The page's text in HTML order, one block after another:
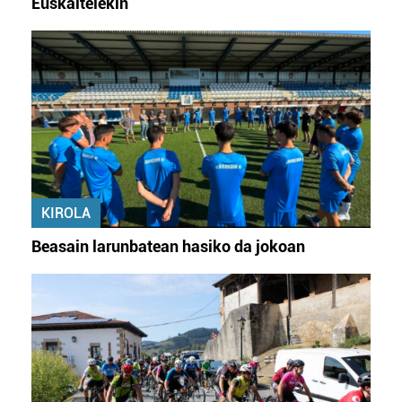
KIROLA
Beasain larunbatean hasiko da jokoan